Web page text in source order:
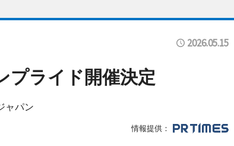
2026.05.15
プライド開催決定
ャパン
情報提供：